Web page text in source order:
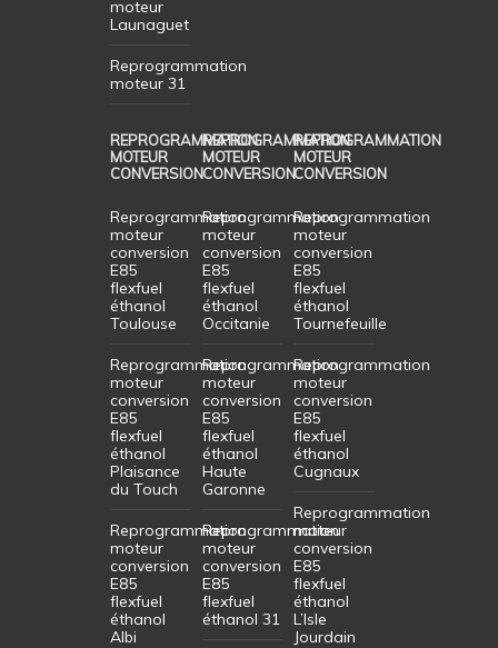
moteur
Launaguet
Reprogrammation
moteur 31
REPROGRAMMATION
MOTEUR
CONVERSION
Reprogrammation
moteur
conversion
E85
flexfuel
éthanol
Toulouse
Reprogrammation
moteur
conversion
E85
flexfuel
éthanol
Plaisance
du Touch
Reprogrammation
moteur
conversion
E85
flexfuel
éthanol
Albi
REPROGRAMMATION
MOTEUR
CONVERSION
Reprogrammation
moteur
conversion
E85
flexfuel
éthanol
Occitanie
Reprogrammation
moteur
conversion
E85
flexfuel
éthanol
Haute
Garonne
Reprogrammation
moteur
conversion
E85
flexfuel
éthanol 31
REPROGRAMMATION
MOTEUR
CONVERSION
Reprogrammation
moteur
conversion
E85
flexfuel
éthanol
Tournefeuille
Reprogrammation
moteur
conversion
E85
flexfuel
éthanol
Cugnaux
Reprogrammation
moteur
conversion
E85
flexfuel
éthanol
L’Isle
Jourdain